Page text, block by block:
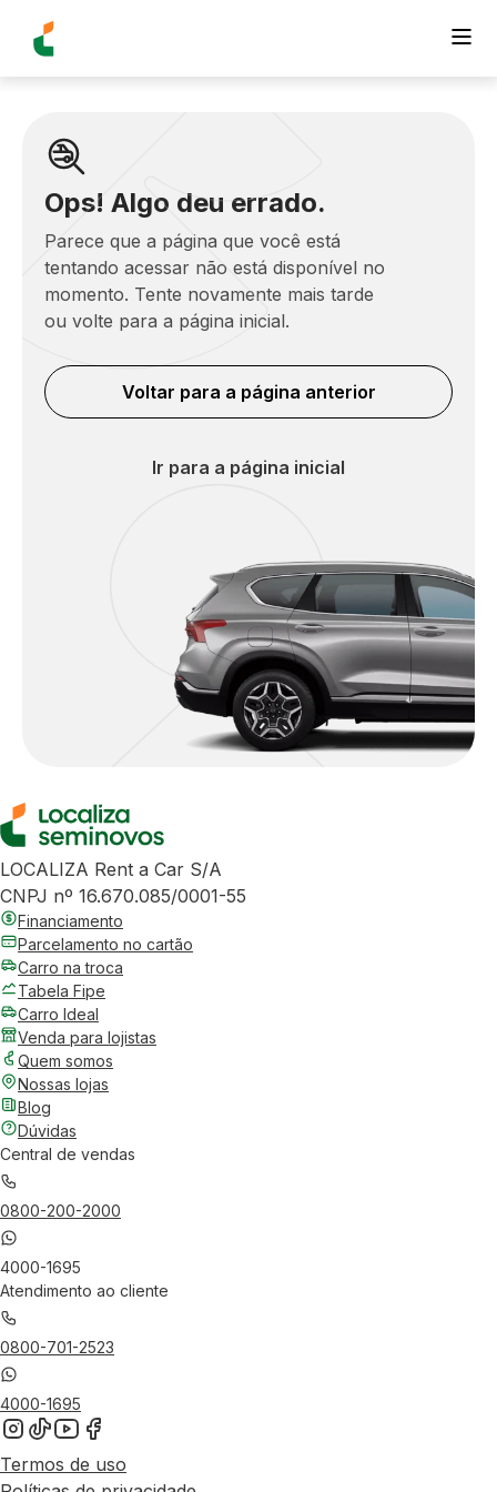
Ops! Algo deu errado.
Parece que a página que você está
tentando acessar não está disponível no
momento. Tente novamente mais tarde
ou volte para a página inicial.
Voltar para a página anterior
Ir para a página inicial
LOCALIZA Rent a Car S/A
CNPJ nº 16.670.085/0001-55
Financiamento
Parcelamento no cartão
Carro na troca
Tabela Fipe
Carro Ideal
Venda para lojistas
Quem somos
Nossas lojas
Blog
Dúvidas
Central de vendas
0800-200-2000
4000-1695
Atendimento ao cliente
0800-701-2523
4000-1695
Termos de uso